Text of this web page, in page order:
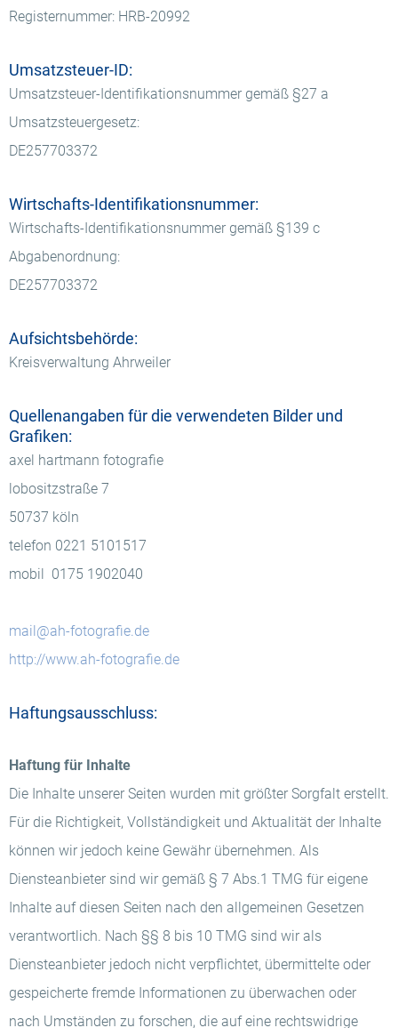
Registernummer: HRB-20992
Umsatzsteuer-ID:
Umsatzsteuer-Identifikationsnummer gemäß §27 a
Umsatzsteuergesetz:
DE257703372
Wirtschafts-Identifikationsnummer:
Wirtschafts-Identifikationsnummer gemäß §139 c
Abgabenordnung:
DE257703372
Aufsichtsbehörde:
Kreisverwaltung Ahrweiler
Quellenangaben für die verwendeten Bilder und
Grafiken:
axel hartmann fotografie
lobositzstraße 7
50737 köln
telefon 0221 5101517
mobil 0175 1902040
mail@ah-fotografie.de
http://www.ah-fotografie.de
Haftungsausschluss:
Haftung für Inhalte
Die Inhalte unserer Seiten wurden mit größter Sorgfalt erstellt.
Für die Richtigkeit, Vollständigkeit und Aktualität der Inhalte
können wir jedoch keine Gewähr übernehmen. Als
Diensteanbieter sind wir gemäß § 7 Abs.1 TMG für eigene
Inhalte auf diesen Seiten nach den allgemeinen Gesetzen
verantwortlich. Nach §§ 8 bis 10 TMG sind wir als
Diensteanbieter jedoch nicht verpflichtet, übermittelte oder
gespeicherte fremde Informationen zu überwachen oder
nach Umständen zu forschen, die auf eine rechtswidrige